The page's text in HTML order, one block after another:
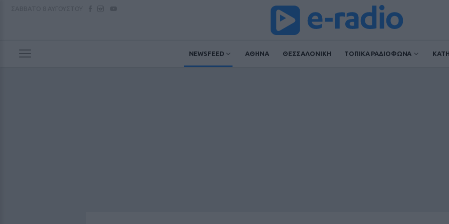
NEWSFEED ΑΘΗΝΑ ΘΕΣΣΑΛΟΝΙΚΗ ΤΟΠΙΚΑ ΡΑΔΙΟΦΩΝΑ